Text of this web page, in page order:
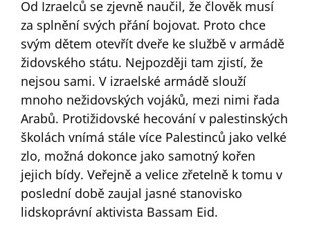
Od Izraelců se zjevně naučil, že člověk musí
za splnění svých přání bojovat. Proto chce
svým dětem otevřít dveře ke službě v armádě
židovského státu. Nejpozději tam zjistí, že
nejsou sami. V izraelské armádě slouží
mnoho nežidovských vojáků, mezi nimi řada
Arabů. Protižidovské hecování v palestinských
školách vnímá stále více Palestinců jako velké
zlo, možná dokonce jako samotný kořen
jejich bídy. Veřejně a velice zřetelně k tomu v
poslední době zaujal jasné stanovisko
lidskoprávní aktivista Bassam Eid.